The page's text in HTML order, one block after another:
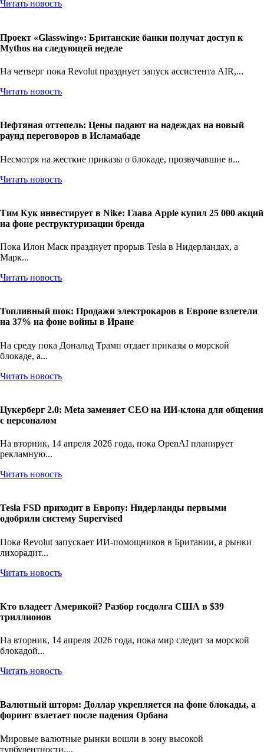
Читать новость
Проект «Glasswing»: Британские банки получат доступ к
Mythos на следующей неделе
На четверг пока Revolut празднует запуск ассистента AIR,...
Читать новость
Нефтяная оттепель: Цены падают на надеждах на новый
раунд переговоров в Исламабаде
Несмотря на жесткие приказы о блокаде, прозвучавшие в...
Читать новость
Тим Кук инвестирует в Nike: Глава Apple купил 25 000 акций
на фоне реструктуризации бренда
Пока Илон Маск празднует прорыв Tesla в Нидерландах, а
Марк...
Читать новость
Топливный шок: Продажи электрокаров в Европе взлетели
на 37% на фоне войны в Иране
На среду пока Дональд Трамп отдает приказы о морской
блокаде, а...
Читать новость
Цукерберг 2.0: Meta заменяет CEO на ИИ-клона для общения
с персоналом
На вторник, 14 апреля 2026 года, пока OpenAI планирует
рекламную...
Читать новость
Tesla FSD приходит в Европу: Нидерланды первыми
одобрили систему Supervised
Пока Revolut запускает ИИ-помощников в Британии, а рынки
лихорадит...
Читать новость
Кто владеет Америкой? Разбор госдолга США в $39
триллионов
На вторник, 14 апреля 2026 года, пока мир следит за морской
блокадой...
Читать новость
Валютный шторм: Доллар укрепляется на фоне блокады, а
форинт взлетает после падения Орбана
Мировые валютные рынки вошли в зону высокой
турбулентности....